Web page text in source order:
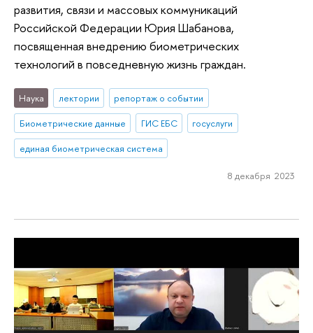
развития, связи и массовых коммуникаций
Российской Федерации Юрия Шабанова,
посвященная внедрению биометрических
технологий в повседневную жизнь граждан.
Наука лектории
репортаж о событии
Биометрические данные
ГИС ЕБС
госуслуги
единая биометрическая система
8 декабря 2023